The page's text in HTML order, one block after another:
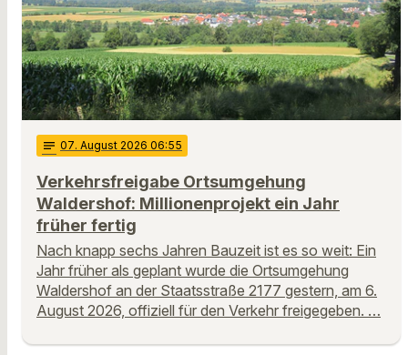
notes 07. August 2026 06:55
Verkehrsfreigabe Ortsumgehung
Waldershof: Millionenprojekt ein Jahr
früher fertig
Nach knapp sechs Jahren Bauzeit ist es so weit: Ein
Jahr früher als geplant wurde die Ortsumgehung
Waldershof an der Staatsstraße 2177 gestern, am 6.
August 2026, offiziell für den Verkehr freigegeben. …